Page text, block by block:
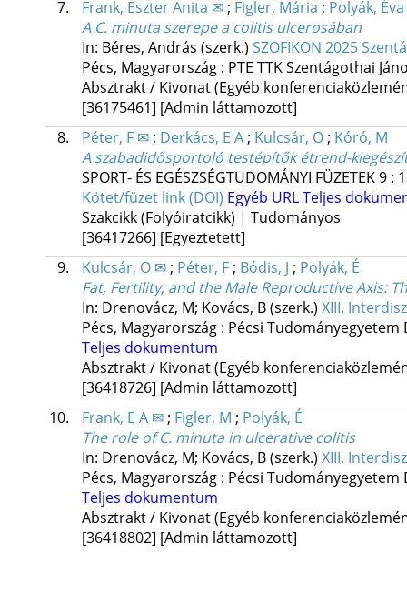
7.
Frank, Eszter Anita ✉; Figler, Mária ; Polyák, Éva
A C. minuta szerepe a colitis ulcerosában
In: Béres, András (szerk.) SZOFIKON 2025
Pécs, Magyarország : PTE TTK Szentágothai
Absztrakt / Kivonat (Egyéb
[36175461] [Admin láttamozott]
8.
Péter, F ✉; Derkács, E A; Kulcsár, O; Kóró, M
A szabadidősportoló testépítők étrend-
SPORT- ÉS EGÉSZSÉGTUDOMÁNYI FÜZETEK9: 1
Kötet/füzet link (DOI) Egyéb URLTeljes
Szakcikk (Folyóiratcikk) | Tudományos
[36417266] [Egyeztetett]
9.
Kulcsár, O ✉; Péter, F; Bódis, J ; Polyák, É
Fat, Fertility, and the Male Reproductive Axis:
In: Drenovácz, M; Kovács, B (szerk.) XIII.
Pécs, Magyarország : Pécsi
Teljes dokumentum
Absztrakt / Kivonat (Egyéb
[36418726] [Admin láttamozott]
10.
Frank, E A ✉; Figler, M ; Polyák, É
The role of C. minuta in ulcerative colitis
In: Drenovácz, M; Kovács, B (szerk.) XIII.
Pécs, Magyarország : Pécsi
Teljes dokumentum
Absztrakt / Kivonat (Egyéb
[36418802] [Admin láttamozott]